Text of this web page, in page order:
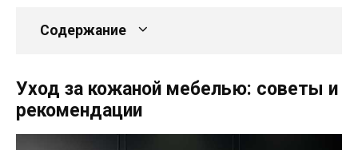
Содержание
Уход за кожаной мебелью: советы и
рекомендации